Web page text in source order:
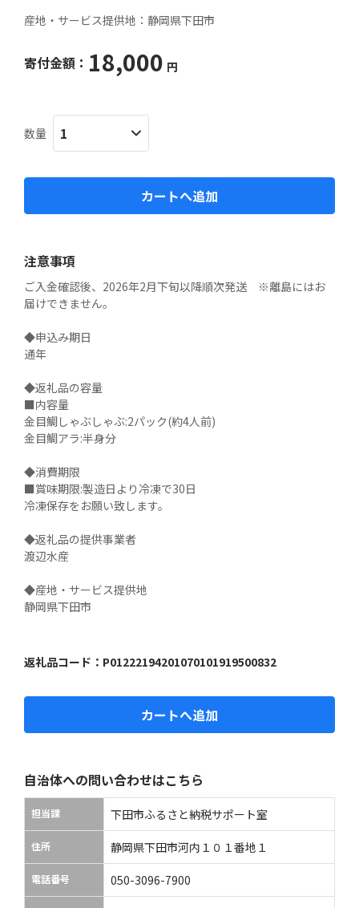
産地・サービス提供地： 静岡県下田市
寄付金額： 18,000 円
数量
カートへ追加
注意事項
ご入金確認後、2026年2月下旬以降順次発送　※離島にはお
届けできません。
◆申込み期日
通年
◆返礼品の容量
■内容量
金目鯛しゃぶしゃぶ:2パック(約4人前)
金目鯛アラ:半身分
◆消費期限
■賞味期限:製造日より冷凍で30日
冷凍保存をお願い致します。
◆返礼品の提供事業者
渡辺水産
◆産地・サービス提供地
静岡県下田市
返礼品コード： P01222194201070101919500832
カートへ追加
自治体への問い合わせはこちら
担当課 下田市ふるさと納税サポート室
住所 静岡県下田市河内１０１番地１
電話番号 050-3096-7900